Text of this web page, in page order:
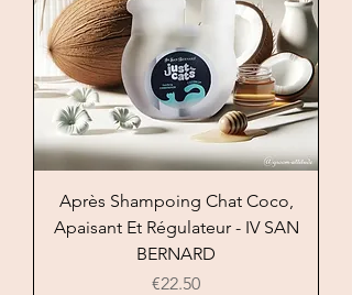
Après Shampoing Chat Coco,
Apaisant Et Régulateur - IV SAN
BERNARD
Price
€22.50